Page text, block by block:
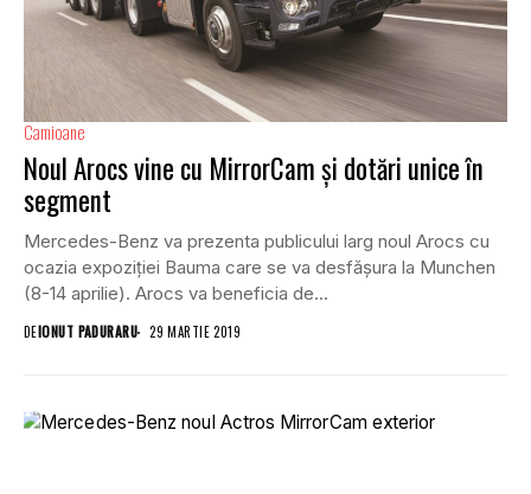
Camioane
Noul Arocs vine cu MirrorCam și dotări unice în
segment
Mercedes-Benz va prezenta publicului larg noul Arocs cu
ocazia expoziției Bauma care se va desfășura la Munchen
(8-14 aprilie). Arocs va beneficia de...
DEIONUT PADURARU 29 MARTIE 2019